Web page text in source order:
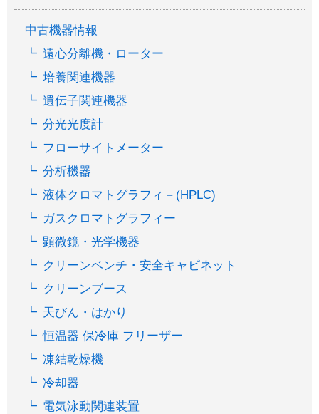
中古機器情報
遠心分離機・ローター
培養関連機器
遺伝子関連機器
分光光度計
フローサイトメーター
分析機器
液体クロマトグラフィ－(HPLC)
ガスクロマトグラフィー
顕微鏡・光学機器
クリーンベンチ・安全キャビネット
クリーンブース
天びん・はかり
恒温器 保冷庫 フリーザー
凍結乾燥機
冷却器
電気泳動関連装置